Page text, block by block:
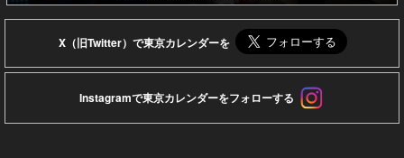
X（旧Twitter）で東京カレンダーを
Instagramで東京カレンダーをフォローする